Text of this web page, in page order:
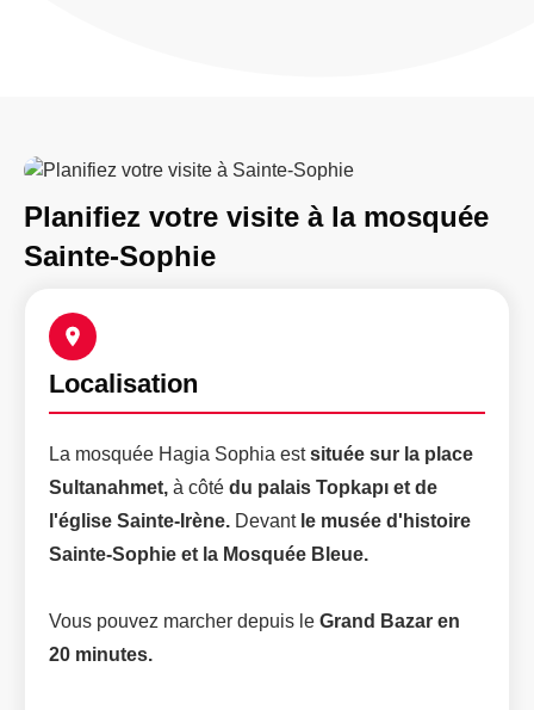
Planifiez votre visite à la mosquée
Sainte-Sophie
Localisation
La mosquée Hagia Sophia estsituée sur la place
Sultanahmet, à côté du palais Topkapı et de
l'église Sainte-Irène. Devant le musée d'histoire
Sainte-Sophie et la Mosquée Bleue.
Vous pouvez marcher depuis le Grand Bazar en
20 minutes.